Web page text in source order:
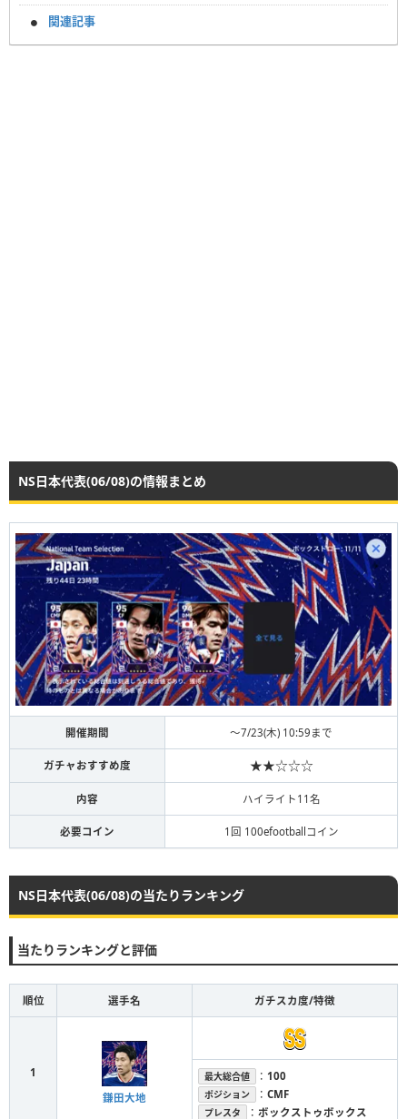
関連記事
NS日本代表(06/08)の情報まとめ
開催期間 〜7/23(木) 10:59まで
ガチャおすすめ度 ★★☆☆☆
内容 ハイライト11名
必要コイン 1回 100efootballコイン
NS日本代表(06/08)の当たりランキング
当たりランキングと評価
順位 選手名 ガチスカ度/特徴
1
鎌田大地
最大総合値 ： 100
ポジション ： CMF
プレスタ ： ボックストゥボックス